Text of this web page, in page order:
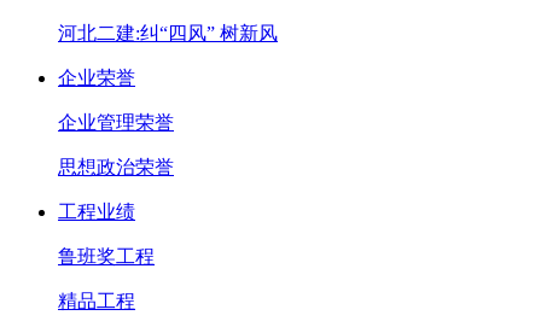
河北二建:纠“四风” 树新风
企业荣誉
企业管理荣誉
思想政治荣誉
工程业绩
鲁班奖工程
精品工程